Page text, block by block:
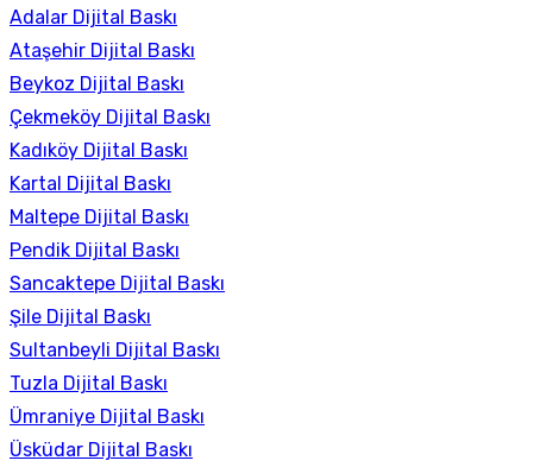
Adalar Dijital Baskı
Ataşehir Dijital Baskı
Beykoz Dijital Baskı
Çekmeköy Dijital Baskı
Kadıköy Dijital Baskı
Kartal Dijital Baskı
Maltepe Dijital Baskı
Pendik Dijital Baskı
Sancaktepe Dijital Baskı
Şile Dijital Baskı
Sultanbeyli Dijital Baskı
Tuzla Dijital Baskı
Ümraniye Dijital Baskı
Üsküdar Dijital Baskı